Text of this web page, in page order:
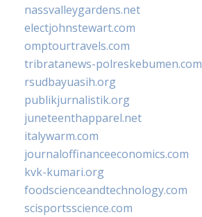
nassvalleygardens.net
electjohnstewart.com
omptourtravels.com
tribratanews-polreskebumen.com
rsudbayuasih.org
publikjurnalistik.org
juneteenthapparel.net
italywarm.com
journaloffinanceeconomics.com
kvk-kumari.org
foodscienceandtechnology.com
scisportsscience.com